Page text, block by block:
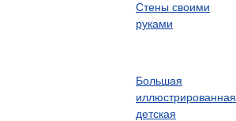
Стены своими
руками
Большая
иллюстрированная
детская